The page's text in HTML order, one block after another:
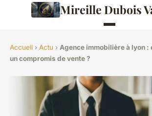
Mireille Dubois
Accueil › Actu › Agence immobilière à lyon
un compromis de vente ?